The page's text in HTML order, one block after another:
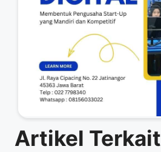
Artikel Terkait